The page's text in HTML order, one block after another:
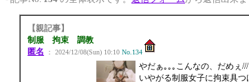
【親記事】
制服 拘束 調教
匿名 ： 2024/12/08(Sun) 10:10 No.134
やだぁ｡｡｡こんなの、だめぇ///
いやがる制服女子に拘束具